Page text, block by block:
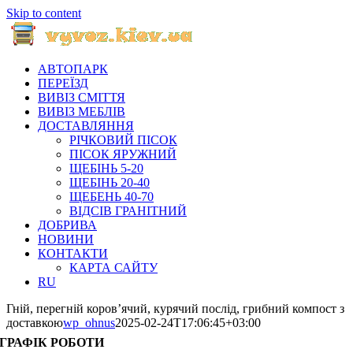
Skip to content
АВТОПАРК
ПЕРЕЇЗД
ВИВІЗ СМІТТЯ
ВИВІЗ МЕБЛІВ
ДОСТАВЛЯННЯ
РІЧКОВИЙ ПІСОК
ПІСОК ЯРУЖНИЙ
ЩЕБІНЬ 5-20
ЩЕБІНЬ 20-40
ЩЕБЕНЬ 40-70
ВІДСІВ ГРАНІТНИЙ
ДОБРИВА
НОВИНИ
КОНТАКТИ
КАРТА САЙТУ
RU
Гній, перегній коров’ячий, курячий послід, грибний компост з
доставкоюwp_ohnus2025-02-24T17:06:45+03:00
ГРАФІК РОБОТИ